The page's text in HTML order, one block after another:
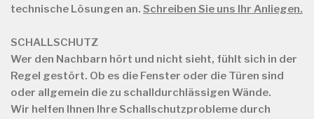
technische Lösungen an. Schreiben Sie uns Ihr Anliegen.
SCHALLSCHUTZ
Wer den Nachbarn hört und nicht sieht, fühlt sich in der
Regel gestört. Ob es die Fenster oder die Türen sind
oder allgemein die zu schalldurchlässigen Wände.
Wir helfen Ihnen Ihre Schallschutzprobleme durch